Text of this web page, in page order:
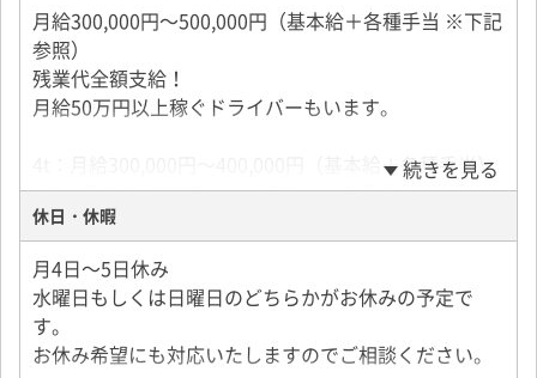
月給300,000円～500,000円（基本給＋各種手当 ※下記
参照）
残業代全額支給！
月給50万円以上稼ぐドライバーもいます。
4t：月給300,000円～400,000円（基本給＋各種手当）
10t：月給350,000円以上（基本給＋各種手当）
・昇給年1回
・賞与年1回
・食事代手当（20,000円）
・技能手当（フォークリフトなどの有資格者：10,000
円）
続きを見る
休日・休暇
月4日～5日休み
水曜日もしくは日曜日のどちらかがお休みの予定で
す。
お休み希望にも対応いたしますのでご相談ください。